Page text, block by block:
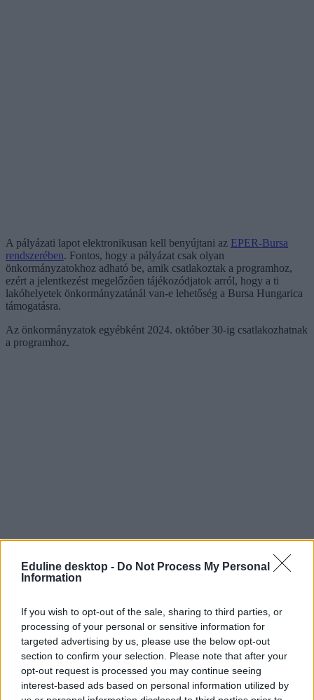
Eduline desktop - Do Not Process My Personal
Information
If you wish to opt-out of the sale, sharing to third parties, or
processing of your personal or sensitive information for
targeted advertising by us, please use the below opt-out
section to confirm your selection. Please note that after your
opt-out request is processed you may continue seeing
interest-based ads based on personal information utilized by
A pályázati lapot elektronikusan kell benyújtani az EPER-Bursa
rendszerében. Fontos, hogy a pályázat csak olyan
önkormányzatokhoz adható be, amik csatlakoztak a programhoz,
ezért a jelentkezést megelőzően tájékozódjatok arról, hogy a ti
lakóhelyetek önkormányzatánál van-e lehetőség a Bursa Hungarica
támogatásra.
Az önkormányzatok egyébként 2024. október 30-ig csatlakozhatnak
a programhoz.